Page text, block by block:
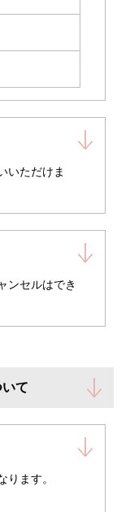
いただけま
ンセルはでき
て
ます。